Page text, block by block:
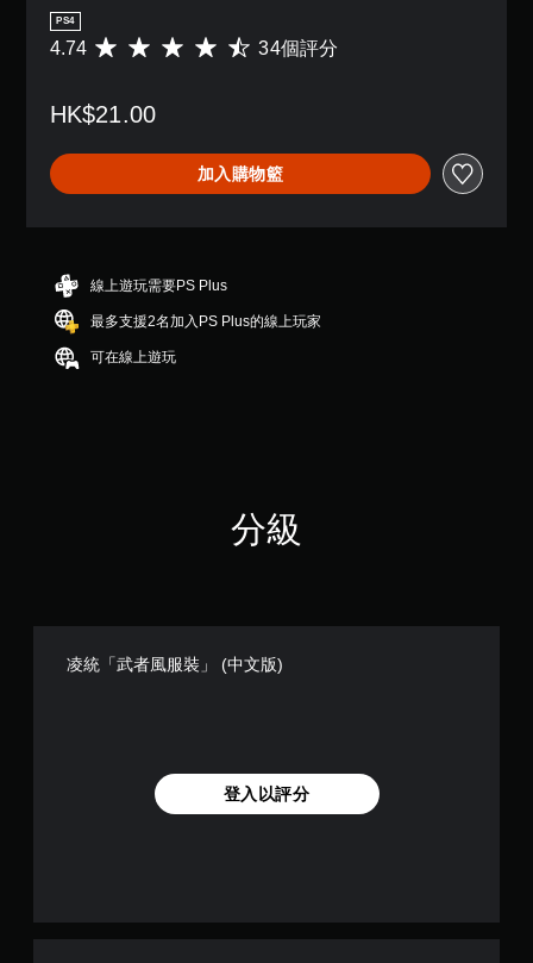
PS4
平
分
4
.
（
滿
分
5
顆
4.74 34個評分
HK$21.00
加入購物籃
線上遊玩需要PS Plus
最多支援2名加入PS Plus的線上玩家
可在線上遊玩
分級
凌統「武者風服裝」 (中文版)
登入以評分